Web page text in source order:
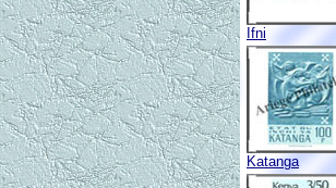
Ifni
Katanga